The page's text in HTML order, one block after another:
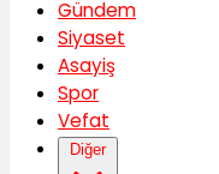
Gündem
Siyaset
Asayiş
Spor
Vefat
Diğer